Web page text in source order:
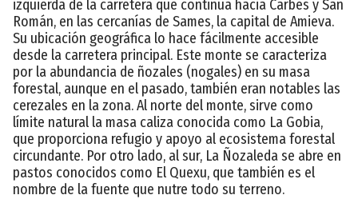
izquierda de la carretera que continúa hacia Carbes y San
Román, en las cercanías de Sames, la capital de Amieva.
Su ubicación geográfica lo hace fácilmente accesible
desde la carretera principal. Este monte se caracteriza
por la abundancia de ñozales (nogales) en su masa
forestal, aunque en el pasado, también eran notables las
cerezales en la zona. Al norte del monte, sirve como
límite natural la masa caliza conocida como La Gobia,
que proporciona refugio y apoyo al ecosistema forestal
circundante. Por otro lado, al sur, La Ñozaleda se abre en
pastos conocidos como El Quexu, que también es el
nombre de la fuente que nutre todo su terreno.